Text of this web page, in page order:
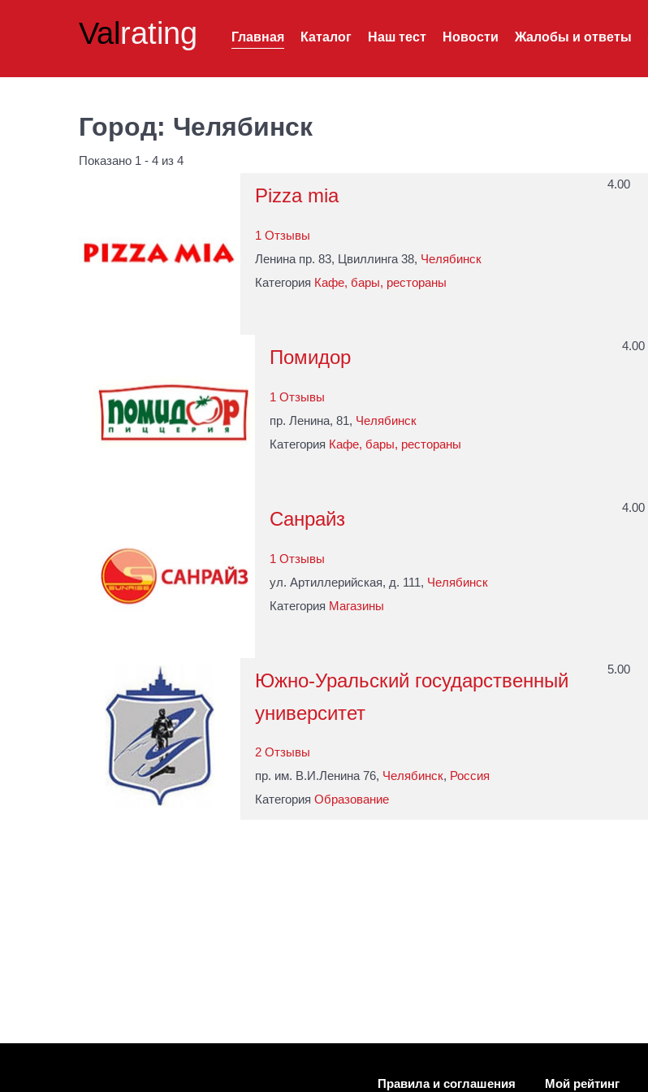
Valrating Главная Каталог Наш тест Новости Жалобы и ответы
Город: Челябинск
Показано 1 - 4 из 4
Pizza mia
1 Отзывы
Ленина пр. 83, Цвиллинга 38, Челябинск
Категория Кафе, бары, рестораны
4.00
Помидор
1 Отзывы
пр. Ленина, 81, Челябинск
Категория Кафе, бары, рестораны
4.00
Санрайз
1 Отзывы
ул. Артиллерийская, д. 111, Челябинск
Категория Магазины
4.00
Южно-Уральский государственный
университет
2 Отзывы
пр. им. В.И.Ленина 76, Челябинск, Россия
Категория Образование
5.00
Правила и соглашения Мой рейтинг